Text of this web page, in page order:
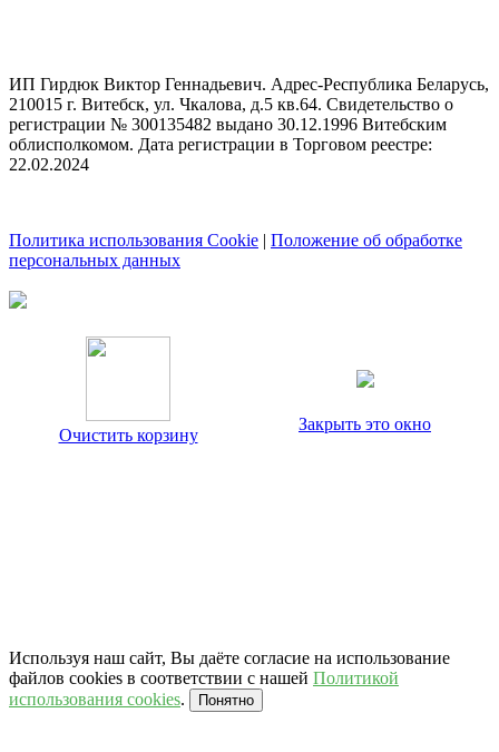
ИП Гирдюк Виктор Геннадьевич. Адрес-Республика Беларусь,
210015 г. Витебск, ул. Чкалова, д.5 кв.64. Свидетельство о
регистрации № 300135482 выдано 30.12.1996 Витебским
облисполкомом. Дата регистрации в Торговом реестре:
22.02.2024
Политика использования Cookie | Положение об обработке
персональных данных
Очистить корзину
Закрыть это окно
Используя наш сайт, Вы даёте согласие на использование
файлов cookies в соответствии с нашей Политикой
использования cookies. Понятно